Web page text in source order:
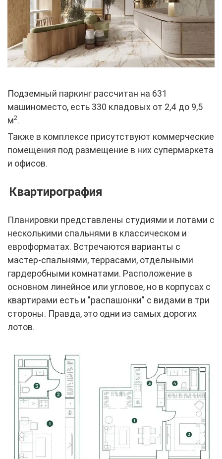
Подземный паркинг рассчитан на 631
машиноместо, есть 330 кладовых от 2,4 до 9,5
м2.
Также в комплексе присутствуют коммерческие
помещения под размещение в них супермаркета
и офисов.
Квартирография
Планировки представлены студиями и лотами с
несколькими спальнями в классическом и
евроформатах. Встречаются варианты с
мастер-спальнями, террасами, отдельными
гардеробными комнатами. Расположение в
основном линейное или угловое, но в корпусах с
квартирами есть и "распашонки" с видами в три
стороны. Правда, это одни из самых дорогих
лотов.